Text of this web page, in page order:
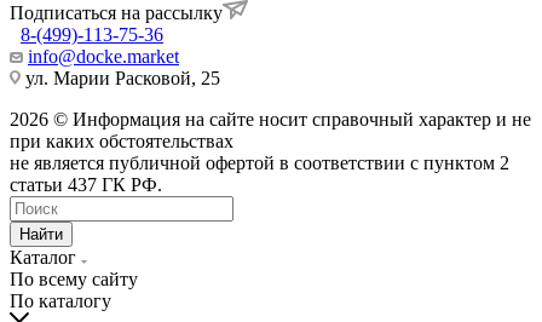
Подписаться на рассылку
8-(499)-113-75-36
info@docke.market
ул. Марии Расковой, 25
2026 © Информация на сайте носит справочный характер и не
при каких обстоятельствах
не является публичной офертой в соответствии с пунктом 2
статьи 437 ГК РФ.
Найти
Каталог
По всему сайту
По каталогу